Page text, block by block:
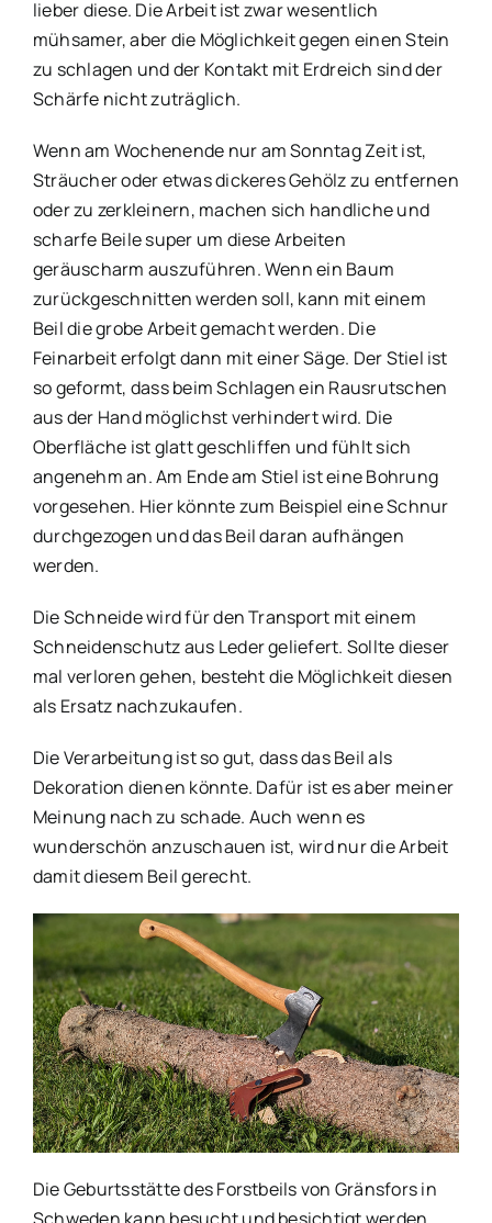
lieber diese. Die Arbeit ist zwar wesentlich
mühsamer, aber die Möglichkeit gegen einen Stein
zu schlagen und der Kontakt mit Erdreich sind der
Schärfe nicht zuträglich.
Wenn am Wochenende nur am Sonntag Zeit ist,
Sträucher oder etwas dickeres Gehölz zu entfernen
oder zu zerkleinern, machen sich handliche und
scharfe Beile super um diese Arbeiten
geräuscharm auszuführen. Wenn ein Baum
zurückgeschnitten werden soll, kann mit einem
Beil die grobe Arbeit gemacht werden. Die
Feinarbeit erfolgt dann mit einer Säge. Der Stiel ist
so geformt, dass beim Schlagen ein Rausrutschen
aus der Hand möglichst verhindert wird. Die
Oberfläche ist glatt geschliffen und fühlt sich
angenehm an. Am Ende am Stiel ist eine Bohrung
vorgesehen. Hier könnte zum Beispiel eine Schnur
durchgezogen und das Beil daran aufhängen
werden.
Die Schneide wird für den Transport mit einem
Schneidenschutz aus Leder geliefert. Sollte dieser
mal verloren gehen, besteht die Möglichkeit diesen
als Ersatz nachzukaufen.
Die Verarbeitung ist so gut, dass das Beil als
Dekoration dienen könnte. Dafür ist es aber meiner
Meinung nach zu schade. Auch wenn es
wunderschön anzuschauen ist, wird nur die Arbeit
damit diesem Beil gerecht.
Die Geburtsstätte des Forstbeils von Gränsfors in